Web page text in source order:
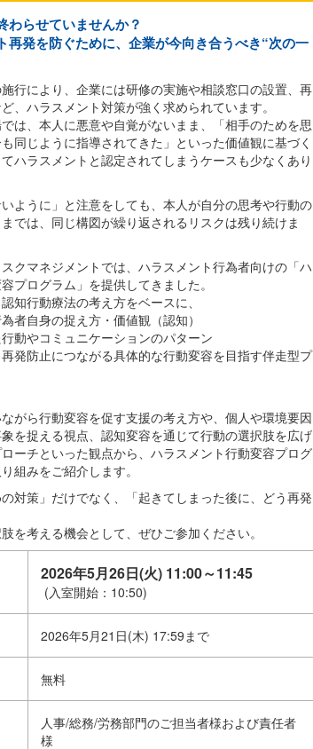
わらせていませんか？
発を防ぐために、企業が今向き合うべき“次の一
行により、企業には研修の実施や相談窓口の設置、再
、ハラスメント対策が強く求められています。
は、本人に悪意や自覚がないまま、「相手のためを思
同じように指導されてきた」といった価値観に基づく
ハラスメントと認定されてしまうケースも少なくあり
いように」と注意をしても、本人が自分の思考や行動の
では、同じ構図が繰り返されるリスクは残り続けま
クマネジメントでは、ハラスメント行為者向けの「ハ
プログラム」を提供してきました。
知行動療法の考え方をベースに、
者自身の捉え方・価値観（認知）
行動やコミュニケーションのパターン
発防止につながる具体的な行動変容を目指す伴走型プ
がら行動変容を促す支援の考え方や、個人や環境要因
を捉える視点、認知変容を通じて行動の選択肢を広げ
ーチといった観点から、ハラスメント行動変容プログ
組みをご紹介します。
の対策」だけでなく、「起きてしまった後に、どう再発
を考える機会として、ぜひご参加ください。
2026年5月26日(火) 11:00～11:45
(入室開始：10:50)
2026年5月21日(木) 17:59まで
無料
人事/総務/労務部門のご担当者様および責任者
様